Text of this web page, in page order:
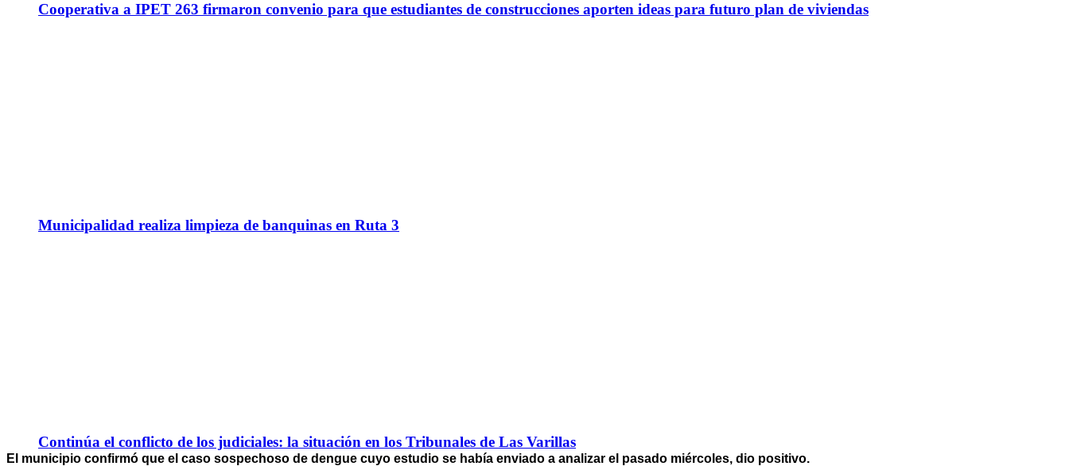
Cooperativa a IPET 263 firmaron convenio para que estudiantes de construcciones aporten ideas para futuro plan de viviendas
Municipalidad realiza limpieza de banquinas en Ruta 3
Continúa el conflicto de los judiciales: la situación en los Tribunales de Las Varillas
El municipio confirmó que el caso sospechoso de dengue cuyo estudio se había enviado a analizar el pasado miércoles, dio positivo.